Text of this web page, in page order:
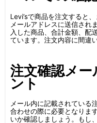
Levi’sで商品を注文すると
メールアドレスに送信され
入した商品、合計金額、配
ています。注文内容に間違
注文確認メ
ント
メール内に記載されている
合わせの際に必要となりま
いか確認しましょう。もし